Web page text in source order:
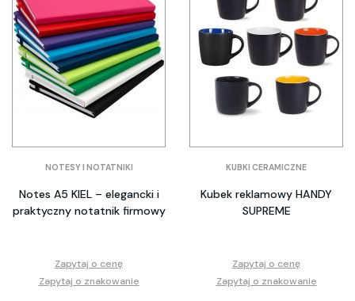
NOTESY I NOTATNIKI
Notes A5 KIEL – elegancki i
praktyczny notatnik firmowy
Zapytaj o cenę
Zapytaj o znakowanie
KUBKI CERAMICZNE
Kubek reklamowy HANDY
SUPREME
Zapytaj o cenę
Zapytaj o znakowanie